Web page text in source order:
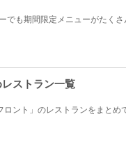
ストラン一覧